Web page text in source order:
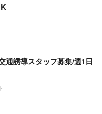
通誘導スタッフ募集/週1日